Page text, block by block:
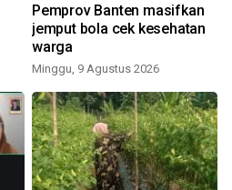
Pemprov Banten masifkan
jemput bola cek kesehatan
warga
Minggu, 9 Agustus 2026